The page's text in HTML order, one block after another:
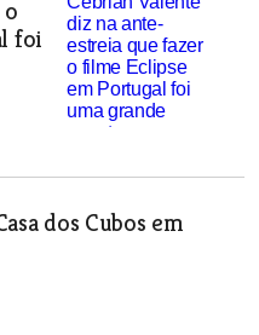
foi
dos Cubos em